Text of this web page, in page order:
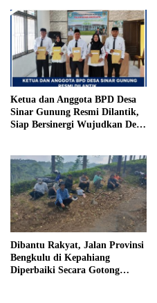
Penjara
Ketua dan Anggota BPD Desa
Sinar Gunung Resmi Dilantik,
Siap Bersinergi Wujudkan Desa
Dibantu Rakyat, Jalan Provinsi
Bengkulu di Kepahiang
Diperbaiki Secara Gotong